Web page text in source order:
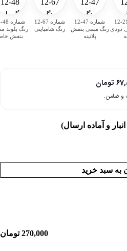
شماره 21-12
دودی
شماره 47-12
رنگ مسی بنفش
پلاتینه
شماره 67-12
رنگ شامپاینی
رنگ بلوند
بنفش
تومان
و آماده ارسال)
به سبد خرید
270,000 تومان